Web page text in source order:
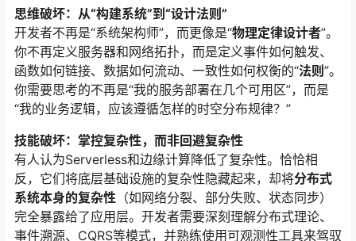
思维破坏：从“构建系统”到“设计法则”
开发者不再是“系统架构师”，而更像是“物理定律设计者”。
你不再定义服务器和网络拓扑，而是定义事件如何触发、
函数如何链接、数据如何流动、一致性如何权衡的“法则 ”。
你需要思考的不再是“我的服务部署在几个可用区”，而是
“我的业务逻辑，应该遵循怎样的时空分布规律？”
技能破坏：掌控复杂性，而非回避复杂性
有人认为Serverless和边缘计算降低了复杂性。恰恰相
反，它们将底层基础设施的复杂性隐藏起来，却将分布式
系统本身的复杂性 （如网络分裂、部分失败、状态同步）
完全暴露给了应用层。开发者需要深刻理解分布式理论、
事件溯源、CQRS等模式，并熟练使用可观测性工具来驾驭